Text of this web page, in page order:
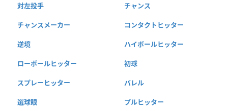
対左投手 チャンス
チャンスメーカー コンタクトヒッター
逆境 ハイボールヒッター
ローボールヒッター 初球
スプレーヒッター バレル
選球眼 プルヒッター